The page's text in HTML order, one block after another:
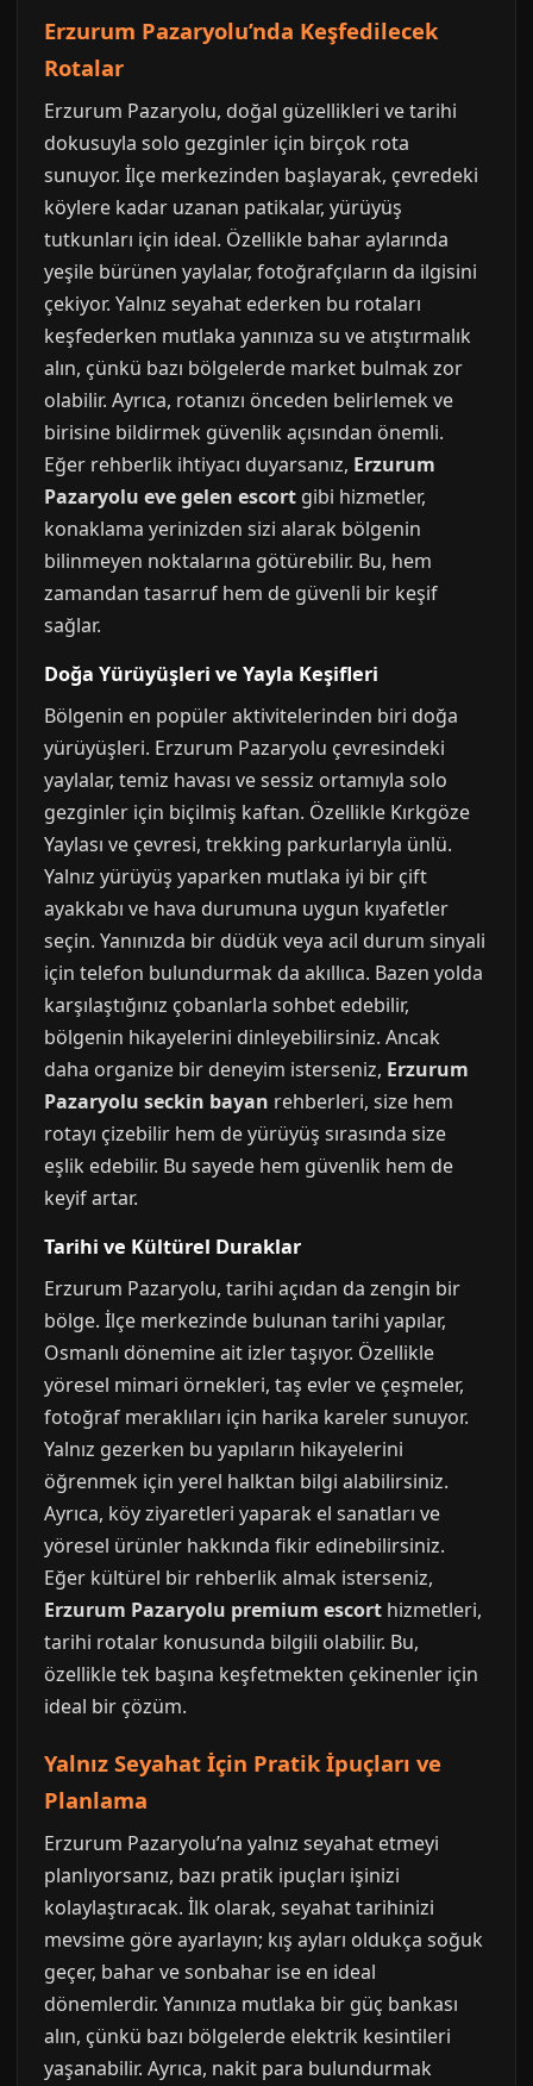
Erzurum Pazaryolu’nda Keşfedilecek
Rotalar
Erzurum Pazaryolu, doğal güzellikleri ve tarihi
dokusuyla solo gezginler için birçok rota
sunuyor. İlçe merkezinden başlayarak, çevredeki
köylere kadar uzanan patikalar, yürüyüş
tutkunları için ideal. Özellikle bahar aylarında
yeşile bürünen yaylalar, fotoğrafçıların da ilgisini
çekiyor. Yalnız seyahat ederken bu rotaları
keşfederken mutlaka yanınıza su ve atıştırmalık
alın, çünkü bazı bölgelerde market bulmak zor
olabilir. Ayrıca, rotanızı önceden belirlemek ve
birisine bildirmek güvenlik açısından önemli.
Eğer rehberlik ihtiyacı duyarsanız, Erzurum
Pazaryolu eve gelen escort gibi hizmetler,
konaklama yerinizden sizi alarak bölgenin
bilinmeyen noktalarına götürebilir. Bu, hem
zamandan tasarruf hem de güvenli bir keşif
sağlar.
Doğa Yürüyüşleri ve Yayla Keşifleri
Bölgenin en popüler aktivitelerinden biri doğa
yürüyüşleri. Erzurum Pazaryolu çevresindeki
yaylalar, temiz havası ve sessiz ortamıyla solo
gezginler için biçilmiş kaftan. Özellikle Kırkgöze
Yaylası ve çevresi, trekking parkurlarıyla ünlü.
Yalnız yürüyüş yaparken mutlaka iyi bir çift
ayakkabı ve hava durumuna uygun kıyafetler
seçin. Yanınızda bir düdük veya acil durum sinyali
için telefon bulundurmak da akıllıca. Bazen yolda
karşılaştığınız çobanlarla sohbet edebilir,
bölgenin hikayelerini dinleyebilirsiniz. Ancak
daha organize bir deneyim isterseniz, Erzurum
Pazaryolu seckin bayan rehberleri, size hem
rotayı çizebilir hem de yürüyüş sırasında size
eşlik edebilir. Bu sayede hem güvenlik hem de
keyif artar.
Tarihi ve Kültürel Duraklar
Erzurum Pazaryolu, tarihi açıdan da zengin bir
bölge. İlçe merkezinde bulunan tarihi yapılar,
Osmanlı dönemine ait izler taşıyor. Özellikle
yöresel mimari örnekleri, taş evler ve çeşmeler,
fotoğraf meraklıları için harika kareler sunuyor.
Yalnız gezerken bu yapıların hikayelerini
öğrenmek için yerel halktan bilgi alabilirsiniz.
Ayrıca, köy ziyaretleri yaparak el sanatları ve
yöresel ürünler hakkında fikir edinebilirsiniz.
Eğer kültürel bir rehberlik almak isterseniz,
Erzurum Pazaryolu premium escort hizmetleri,
tarihi rotalar konusunda bilgili olabilir. Bu,
özellikle tek başına keşfetmekten çekinenler için
ideal bir çözüm.
Yalnız Seyahat İçin Pratik İpuçları ve
Planlama
Erzurum Pazaryolu’na yalnız seyahat etmeyi
planlıyorsanız, bazı pratik ipuçları işinizi
kolaylaştıracak. İlk olarak, seyahat tarihinizi
mevsime göre ayarlayın; kış ayları oldukça soğuk
geçer, bahar ve sonbahar ise en ideal
dönemlerdir. Yanınıza mutlaka bir güç bankası
alın, çünkü bazı bölgelerde elektrik kesintileri
yaşanabilir. Ayrıca, nakit para bulundurmak